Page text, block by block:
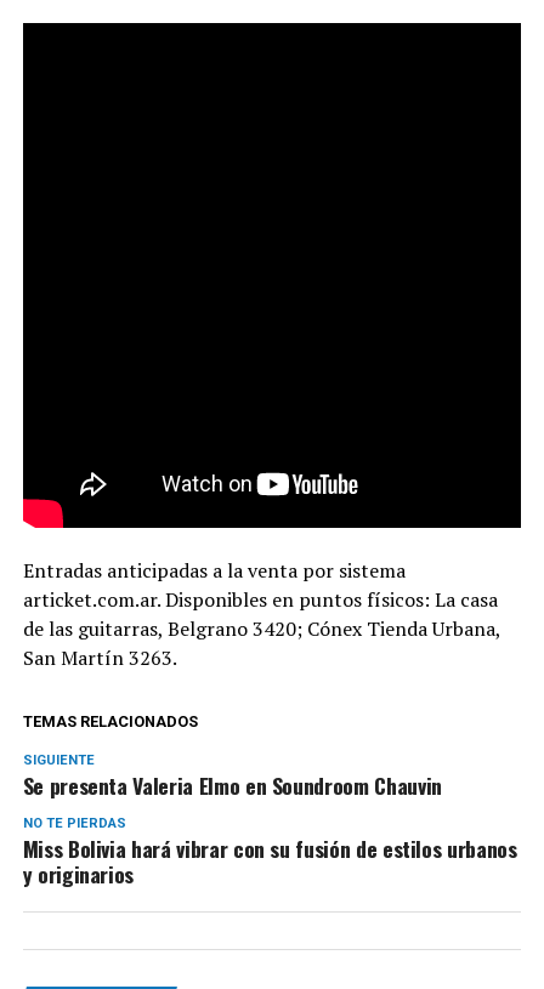
Entradas anticipadas a la venta por sistema
articket.com.ar. Disponibles en puntos físicos: La casa
de las guitarras, Belgrano 3420; Cónex Tienda Urbana,
San Martín 3263.
TEMAS RELACIONADOS
SIGUIENTE
Se presenta Valeria Elmo en Soundroom Chauvin
NO TE PIERDAS
Miss Bolivia hará vibrar con su fusión de estilos urbanos
y originarios